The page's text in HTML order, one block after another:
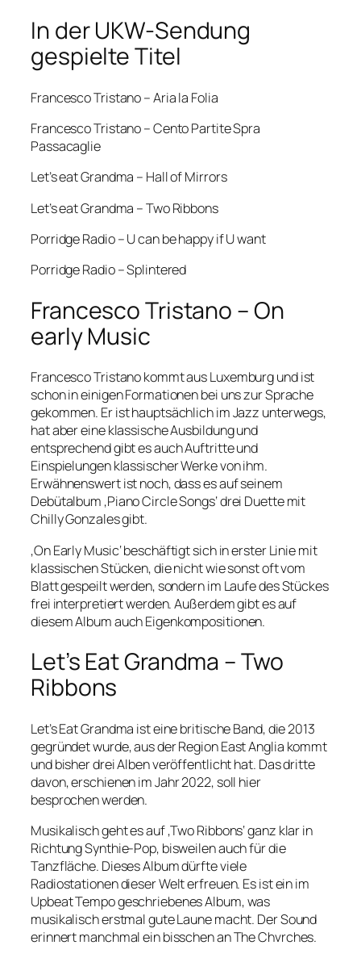
In der UKW-Sendung
gespielte Titel
Francesco Tristano – Aria la Folia
Francesco Tristano – Cento Partite Spra
Passacaglie
Let’s eat Grandma – Hall of Mirrors
Let’s eat Grandma – Two Ribbons
Porridge Radio – U can be happy if U want
Porridge Radio – Splintered
Francesco Tristano – On
early Music
Francesco Tristano kommt aus Luxemburg und ist
schon in einigen Formationen bei uns zur Sprache
gekommen. Er ist hauptsächlich im Jazz unterwegs,
hat aber eine klassische Ausbildung und
entsprechend gibt es auch Auftritte und
Einspielungen klassischer Werke von ihm.
Erwähnenswert ist noch, dass es auf seinem
Debütalbum ‚Piano Circle Songs‘ drei Duette mit
Chilly Gonzales gibt.
‚On Early Music‘ beschäftigt sich in erster Linie mit
klassischen Stücken, die nicht wie sonst oft vom
Blatt gespeilt werden, sondern im Laufe des Stückes
frei interpretiert werden. Außerdem gibt es auf
diesem Album auch Eigenkompositionen.
Let’s Eat Grandma – Two
Ribbons
Let’s Eat Grandma ist eine britische Band, die 2013
gegründet wurde, aus der Region East Anglia kommt
und bisher drei Alben veröffentlicht hat. Das dritte
davon, erschienen im Jahr 2022, soll hier
besprochen werden.
Musikalisch geht es auf ‚Two Ribbons‘ ganz klar in
Richtung Synthie-Pop, bisweilen auch für die
Tanzfläche. Dieses Album dürfte viele
Radiostationen dieser Welt erfreuen. Es ist ein im
Upbeat Tempo geschriebenes Album, was
musikalisch erstmal gute Laune macht. Der Sound
erinnert manchmal ein bisschen an The Chvrches.